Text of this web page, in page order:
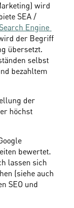
wird
SEA /
Engine
der Begriff
übersetzt.
selbst
bezahltem
der
höchst
bewertet.
lassen sich
(siehe auch
SEO und